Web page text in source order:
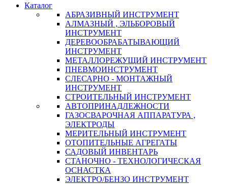
Каталог
АБРАЗИВНЫЙ ИНСТРУМЕНТ
АЛМАЗНЫЙ , ЭЛЬБОРОВЫЙ
ИНСТРУМЕНТ
ДЕРЕВООБРАБАТЫВАЮЩИЙ
ИНСТРУМЕНТ
МЕТАЛЛОРЕЖУЩИЙ ИНСТРУМЕНТ
ПНЕВМОИНСТРУМЕНТ
СЛЕСАРНО - МОНТАЖНЫЙ
ИНСТРУМЕНТ
СТРОИТЕЛЬНЫЙ ИНСТРУМЕНТ
АВТОПРИНАДЛЕЖНОСТИ
ГАЗОСВАРОЧНАЯ АППАРАТУРА ,
ЭЛЕКТРОДЫ
МЕРИТЕЛЬНЫЙ ИНСТРУМЕНТ
ОТОПИТЕЛЬНЫЕ АГРЕГАТЫ
САДОВЫЙ ИНВЕНТАРЬ
СТАНОЧНО - ТЕХНОЛОГИЧЕСКАЯ
ОСНАСТКА
ЭЛЕКТРО/БЕНЗО ИНСТРУМЕНТ